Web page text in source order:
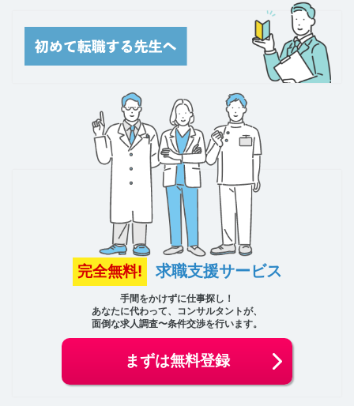
完全無料! 求職支援サービス
手間をかけずに仕事探し！
あなたに代わって、コンサルタントが、
面倒な求人調査〜条件交渉を行います。
まずは無料登録